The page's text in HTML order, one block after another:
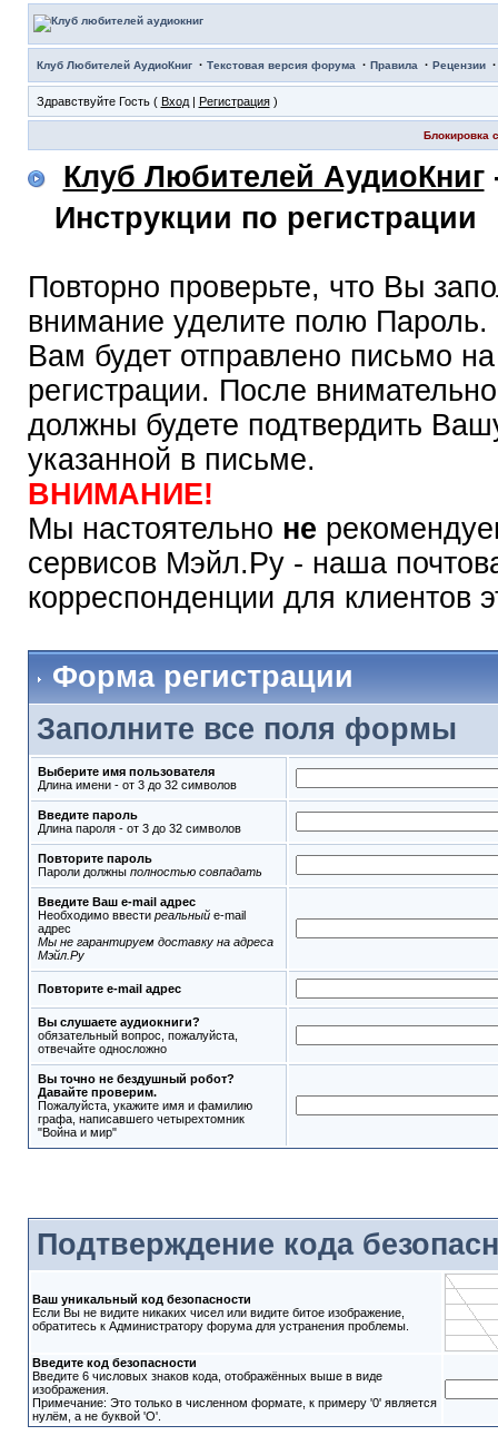
Клуб Любителей АудиоКниг· Текстовая версия форума · Правила · Рецензии
Здравствуйте Гость ( Вход| Регистрация)
Блокировка
Клуб Любителей АудиоКниг
Инструкции по регистрации
Повторно проверьте, что Вы
внимание уделите полю Пароль.
Вам будет отправлено письмо
регистрации. После
должны будете подтвердить
указанной в письме.
ВНИМАНИЕ!
Мы настоятельно не
сервисов Мэйл.Ру - наша
корреспонденции для клиентов
Форма регистрации
Заполните все поля формы
Выберите имя пользователя
Длина имени - от 3 до 32 символов
Введите пароль
Длина пароля - от 3 до 32 символов
Повторите пароль
Пароли должны полностью совпадать
Введите Ваш e-mail адрес
Необходимо ввести реальныйe-mail
адрес
Мы не гарантируем доставку на адреса
Мэйл.Ру
Повторите e-mail адрес
Вы слушаете аудиокниги?
обязательный вопрос, пожалуйста,
отвечайте односложно
Вы точно не бездушный робот?
Давайте проверим.
Пожалуйста, укажите имя и фамилию
графа, написавшего четырехтомник
"Война и мир"
Подтверждение кода
Ваш уникальный код безопасности
Если Вы не видите никаких чисел или видите битое изображение,
обратитесь к Администратору форума для устранения проблемы.
Введите код безопасности
Введите 6 числовых знаков кода, отображённых выше в виде
изображения.
Примечание: Это только в численном формате, к примеру '0' является
нулём, а не буквой 'O'.